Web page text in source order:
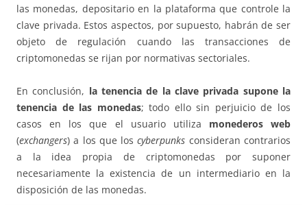
las monedas, depositario en la plataforma que controle la
clave privada. Estos aspectos, por supuesto, habrán de ser
objeto de regulación cuando las transacciones de
criptomonedas se rijan por normativas sectoriales.
En conclusión, la tenencia de la clave privada supone la
tenencia de las monedas; todo ello sin perjuicio de los
casos en los que el usuario utiliza monederos web
(exchangers) a los que loscyberpunks consideran contrarios
a la idea propia de criptomonedas por suponer
necesariamente la existencia de un intermediario en la
disposición de las monedas.